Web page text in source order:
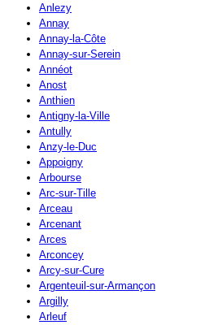
Anlezy
Annay
Annay-la-Côte
Annay-sur-Serein
Annéot
Anost
Anthien
Antigny-la-Ville
Antully
Anzy-le-Duc
Appoigny
Arbourse
Arc-sur-Tille
Arceau
Arcenant
Arces
Arconcey
Arcy-sur-Cure
Argenteuil-sur-Armançon
Argilly
Arleuf